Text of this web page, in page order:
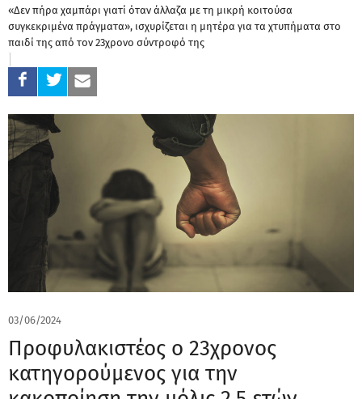
«Δεν πήρα χαμπάρι γιατί όταν άλλαζα με τη μικρή κοιτούσα
συγκεκριμένα πράγματα», ισχυρίζεται η μητέρα για τα χτυπήματα στο
παιδί της από τον 23χρονο σύντροφό της
03/06/2024
Προφυλακιστέος ο 23χρονος
κατηγορούμενος για την